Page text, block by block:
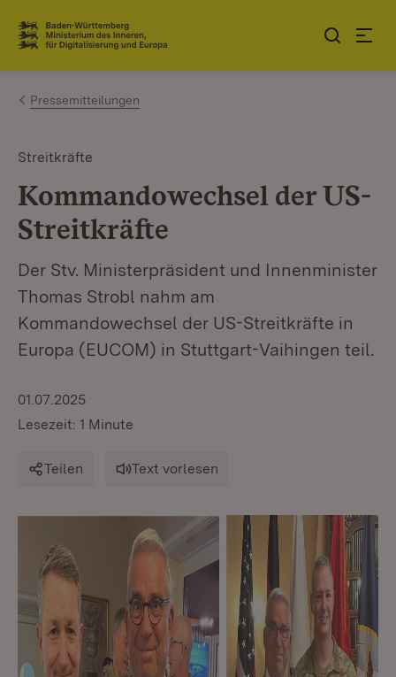
Zum Inhalt springen
Link zur Startseite
Pressemitteilungen
Streitkräfte
Kommandowechsel der US-
Streitkräfte
Der Stv. Ministerpräsident und Innenminister
Thomas Strobl nahm am
Kommandowechsel der US-Streitkräfte in
Europa (EUCOM) in Stuttgart-Vaihingen teil.
01.07.2025
Lesezeit: 1 Minute
Teilen Text vorlesen